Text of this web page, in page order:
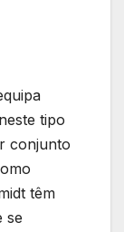
tipo
conjunto
têm
se